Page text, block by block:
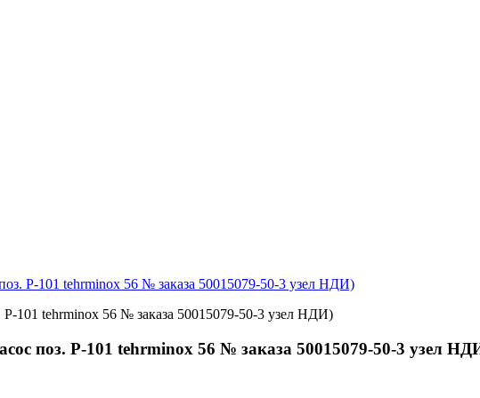
Р-101 tehrminox 56 № заказа 50015079-50-3 узел НДИ)
поз. Р-101 tehrminox 56 № заказа 50015079-50-3 узел